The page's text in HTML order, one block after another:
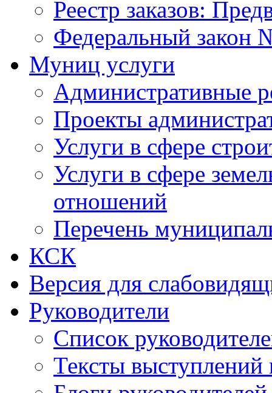
Реестр заказов:
Федеральный закон
Муниц услуги
Административные
Проекты
Услуги в сфере
Услуги в сфере
отношений
Перечень
КСК
Версия для
Руководители
Список
Тексты выступлений